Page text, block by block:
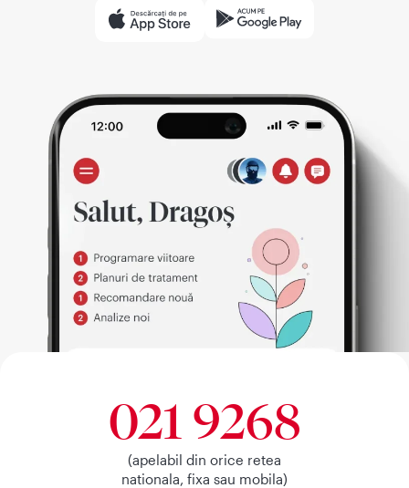
021 9268
(apelabil din orice retea
nationala, fixa sau mobila)